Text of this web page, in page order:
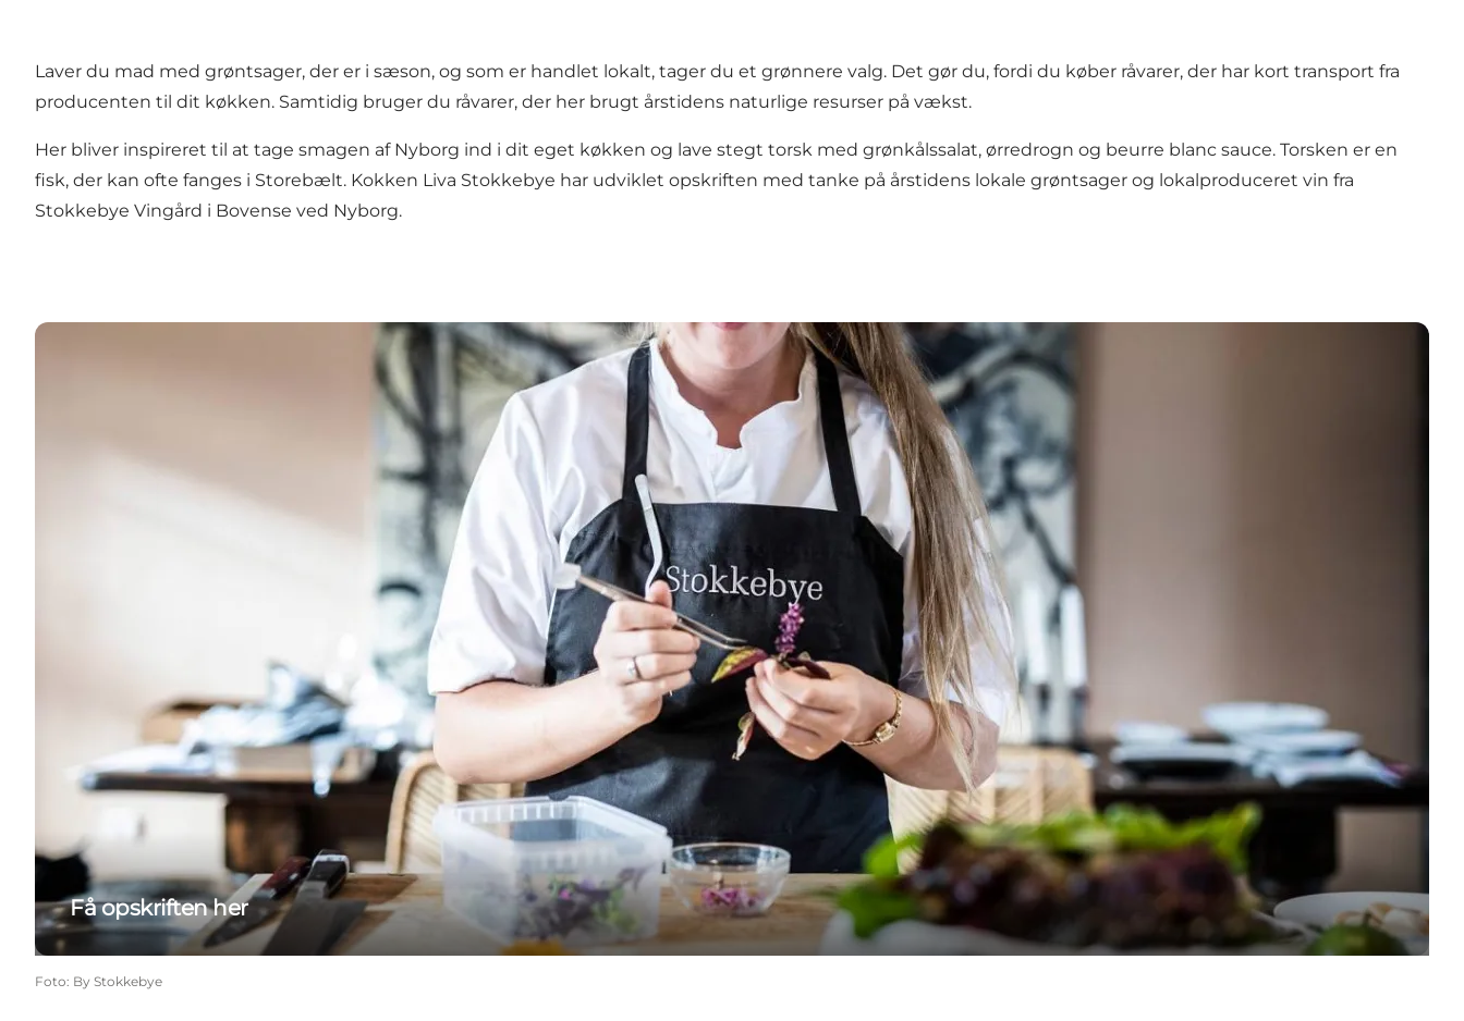
Laver du mad med grøntsager, der er i sæson, og som er handlet lokalt, tager du et grønnere valg. Det gør du, fordi du køber råvarer, der har kort transport fra
producenten til dit køkken. Samtidig bruger du råvarer, der her brugt årstidens naturlige resurser på vækst.
Her bliver inspireret til at tage smagen af Nyborg ind i dit eget køkken og lave stegt torsk med grønkålssalat, ørredrogn og beurre blanc sauce. Torsken er en
fisk, der kan ofte fanges i Storebælt. Kokken Liva Stokkebye har udviklet opskriften med tanke på årstidens lokale grøntsager og lokalproduceret vin fra
Stokkebye Vingård i Bovense ved Nyborg.
Få opskriften her
Foto: By Stokkebye